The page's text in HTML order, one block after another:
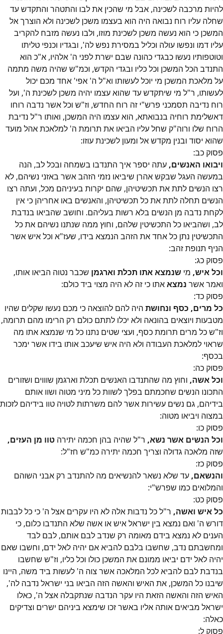
להיות מרכבה לשכינה, אבל מי שהכין את לבו והתטהר והתקדש עד
שחלה עליו רוח נבואה היה הוא בעצמו משכן לשכינה ולא הוצרך אל
המשכן כי הוא נעשה משכן לשכינת מוזו, ולבו נעשה מזבח להקריב
עליו דמו ונפשו עולה וכליל במסירת נפש לה', ובגדיו וכנפי טליתו
וטוטפותיו נעשו כבגדי כהונה שבם ישרת לפני ה' אלהיו, א"כ הוא
התנדב הכל המשכן וכל כליו ובגדי הקדש, וכמ"ש שהיה משה מתמה
על מלאכת המשכן מי יוכל לעשותו וא"ל ה' אפי' אחד מכם יכול
לעשותו, ר"ל מי שיתקדש עד שהוא עצמו יהיה משכן לשכינת ה', ועל
רוח נדיבה תסמכני פרש"י זה רוח החדש, וז"ש וכל אשר נדבה רוחו
דאשלימת רוחיה בנבואתא, הוא עצמו היה המשכן, ואותו ר"ל נדיבת
הרוח שלו ורוה"ק שחל עליו הביאו את תרומת ה' למלאכת אהל מועד
שהוא יסוד ובנין מקדש אל ומעון לשכינת עוזו:
פסוק כב:
ויבואו האנשים, עתה יספר איך התנדבו בשמחה ובכל לב, הנה
במעשה העגל שבקש אהרן שיביאו נזמי הזהב אשר באזני נשיהם, לא
רצו הנשים לתת את תכשיטיהן, שהם יקרות בעיניהם מכל, ועתה רצו
הנשים תחלה לתת את כל תכשיטיהן, והאנשים באו אחריהן כי אין
לקחת נדבה מן הנשים בלא רשות בעליהם. וחושב שהביאו בנדבת
לב, ושהביאו כל התכשיטין שלהם, וחוץ ממה שנתנו נשיהם את כל
התכשיטין נתן כל אחד את הזהב הנמצא בידו, שעז"א וכל איש אשר
הניף תנופת זהב:
פסוק כג:
וכל איש, מי שנמצא אתו תכלת וארגמן שכבר נטוה הביאו אותו,
ואמר אשר נמצאאתו כי זה לא היה מצוי ביד כולם:
פסוק כד:
כל מרים, כסף ונחושת היה להם להוצאה כי מכם נעשו שקלים שהיו
מטבעות ויוצאים בהונאה ולא יכלו לתתם כולם רק הרימו מהם תרומה,
וז"ש כל מרים תרומת כסף, ועצי שטים נתנו כל מי שנמצא אתו מה
שראוי למלאכת העבודה ולא היה איש שיעכב אותו בידו אשר ימכר
בכסף:
פסוק כה:
וכל אשה, וחוץ מה שהתנדבו האנשים תכלת וארגמן שוווים ושזורים
התכונו הנשים שחכמתם בפלך לשוות כל מיני מטוה ושוו אותם
בידיהם, גם נשים עשירות אשר להם משרתות לטויה טוו בידיהם לזכות
במצוה ויביאו מטוה:
פסוק כו:
וכל הנשים אשר נשא, ר"ל שהיה בהן חכמה יתירה טוו מן העזים,
שזה מלאכה גדולה וצריך חכמה יתירה כמ"ש חז"ל:
פסוק כז:
והנשאם, עד שלא נשאר להנשיאים מה להתנדב רק אבני השוהם
והמלואים כמו שפרש"י:
פסוק כט:
כל איש ואשה, ר"ל כל נדבות אלה לא היו עקרים אצל ה' כי כל לבבות
דורש ה' ואם נמצא בין ישראל איש או אשה שלא התנדבו כלום, כי
הענים לא נמצא בידם מאומה רק שנדב לבם אותם, לבם לבד
ומחשבתם נדב, שחשבו בלבם להביא אם יהיה לאל ידם, וחשבו שאם
יהיה לאל ידם יביאו ממונם את המשכן כולו וכל כליו, וז"ש שחשבו
בנדבת לבם להביא לכל המלאכה אשר צוה ה' לעשות ביד משה, היינו
שיבנו כל המשכן, את האיש והאשה הזה הביאו בני ישראל נדבה לה',
האיש הזה והאשה הזאת היו עקר הנדבה שנתקבלה אצל ה', כאלו
ישראל מביאים אותה אליו באשר זכו שימצא ביניהם ישרים וצדיקים
כאלה:
פסוק ל: